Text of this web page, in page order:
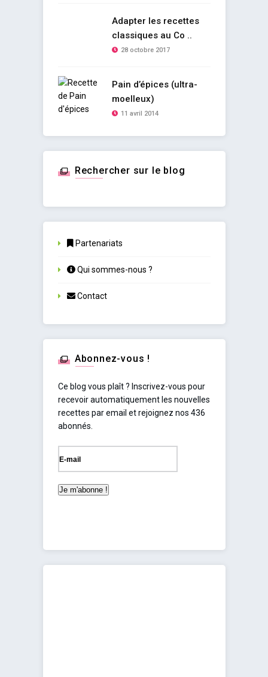
Adapter les recettes
classiques au Co ..
28 octobre 2017
Pain d’épices (ultra-
moelleux)
11 avril 2014
Rechercher sur le blog
Partenariats
Qui sommes-nous ?
Contact
Abonnez-vous !
Ce blog vous plaît ? Inscrivez-vous pour
recevoir automatiquement les nouvelles
recettes par email et rejoignez nos 436
abonnés.